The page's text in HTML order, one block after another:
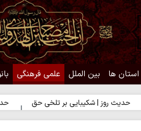
استان ها بین الملل علمی فرهنگی
| شکیبایی بر تلخی حق حدیث روز |